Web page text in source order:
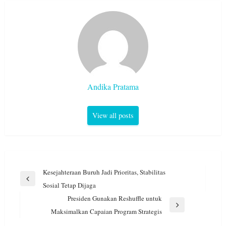
Andika Pratama
View all posts
Navigasi
pos
Previous
Kesejahteraan Buruh Jadi Prioritas, Stabilitas
Sosial Tetap Dijaga
Presiden Gunakan Reshuffle untuk
Maksimalkan Capaian Program Strategis